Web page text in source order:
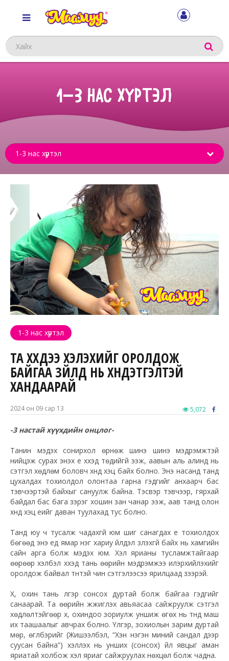
Хайх
1-3 НАС ХҮРТЭЛ
1-3 нас хүртэл
ТА ХҮҮХДЭЭ ХЭЛЭХИЙГ ОРОЛДОЖ
БАЙГАА ЗҮЙЛД НЬ ХҮНДЭТГЭЛТЭЙ
ХАНДААРАЙ
2024 он 09 сар 13 5,072
-3 настай хүүхдийн онцлог-
Танин мэдэх сонирхол өрнөж шинэ шинэ мэдрэмжтэй
нийцэж сурах энэхүү үе хүүхэд төдийгүй ээж, аавын аль алинд нь
сэтгэл хөдлөм боловч хүнд хэцүү байх болно. Энэ насанд танд
цухалдах тохиолдол олонтаа гарна гэдгийг анхаарч бас
тэвчээртэй байхыг сануулж байна. Тэсвэр тэвчээр, гярхай
байдал бас бага зэрэг хошин зан чанар ээж, аав танд олон
хүнд хэцүү үеийг даван туулахад тус болно.
Танд юу ч тусалж чадахгүй юм шиг санагдах үе тохиолдох
бөгөөд энэ үед ямар нэг хариу үйлдэл үзүүлэхгүй байх нь хамгийн
сайн арга болж мэдэх юм. Хэл ярианы тусламжтайгаар
өөрөөр хэлбэл хүүхэд тань өөрийн мэдрэмжээ илэрхийлэхийг
оролдож байвал түүнтэй чин сэтгэлээсээ ярилцаад үзээрэй.
Хүү, охин тань үлгэр сонсох дуртай болж байгаа гэдгийг
санаарай. Та өөрийн жүжиглэх авьяасаа сайжруулж сэтгэл
хөдлөлтэйгөөр хүү, охиндоо зориулж уншиж өгөх нь түүнд маш
их таашаалыг авчрах болно. Үлгэр, зохиолын зарим дуртай
мөр, өгүүлбэрийг (Жишээлбэл, “Хэн нэгэн миний сандал дээр
суусан байна”) хэлүүлэх нь унших (сонсох) үйл явцыг аман
яриатай холбож хэл яриаг сайжруулах нөхцөл болж чадна.